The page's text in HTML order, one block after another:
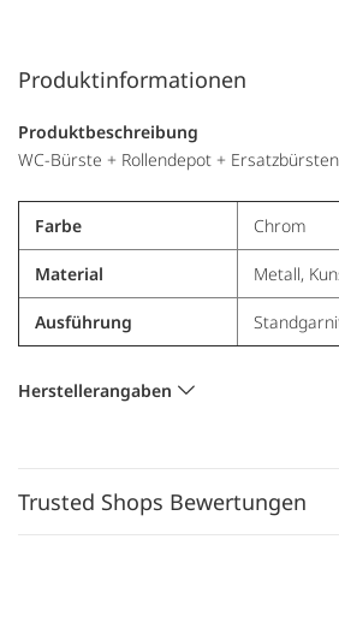
Produktinformationen
Produktbeschreibung
WC-Bürste + Rollendepot +
Farbe Chrom
Material Metall,
Ausführung
Herstellerangaben
Trusted Shops Bewertungen